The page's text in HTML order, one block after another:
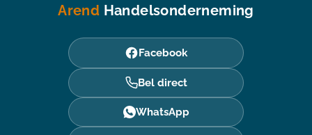
Arend Handelsonderneming
Facebook
Bel direct
WhatsApp